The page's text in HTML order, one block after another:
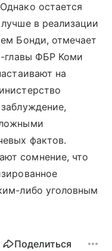
остается
в реализации
Бонди, отмечает
главы ФБР Коми
на
фактов.
сомнение, что
либо уголовным
Поделиться